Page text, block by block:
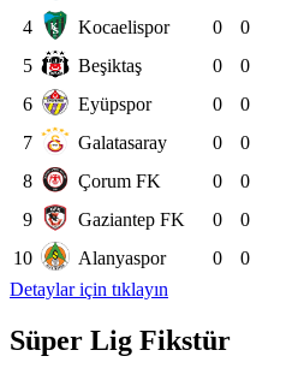
4
Kocaelispor 0
0
5
Beşiktaş 0
0
6
Eyüpspor 0
0
7
Galatasaray 0
0
8
Çorum FK 0
0
9
Gaziantep FK 0
0
10
Alanyaspor 0
0
Detaylar için tıklayın
Süper Lig Fikstür